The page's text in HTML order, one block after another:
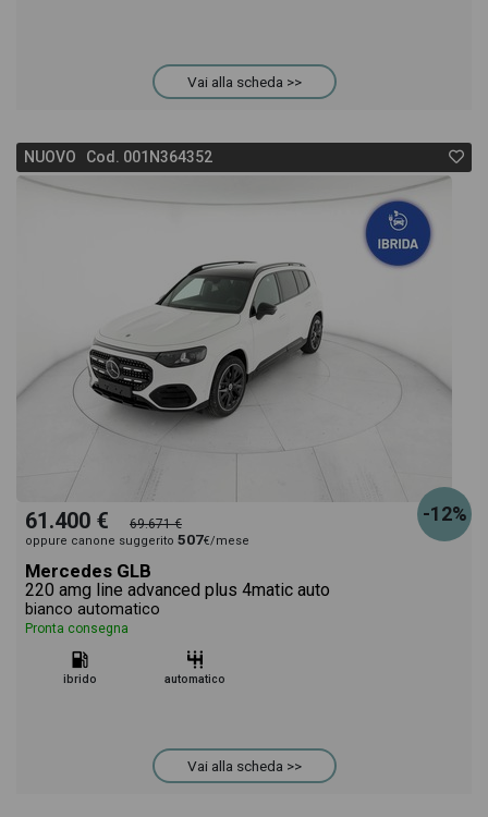
Vai alla scheda >>
NUOVO Cod. 001N364352
-12%
61.400 € 69.671 €
oppure canone suggerito 507€/mese
Mercedes GLB
220 amg line advanced plus 4matic auto
bianco automatico
Pronta consegna
ibrido automatico
Vai alla scheda >>